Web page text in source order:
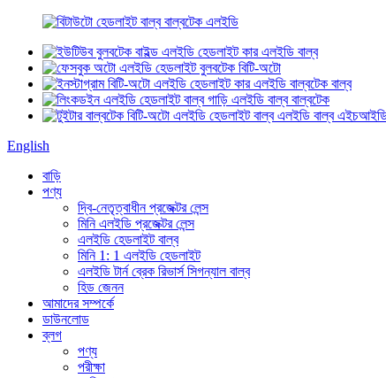
English
বাড়ি
পণ্য
দ্বি-নেতৃত্বাধীন প্রজেক্টর লেন্স
মিনি এলইডি প্রজেক্টর লেন্স
এলইডি হেডলাইট বাল্ব
মিনি 1: 1 এলইডি হেডলাইট
এলইডি টার্ন ব্রেক রিভার্স সিগন্যাল বাল্ব
হিড জেনন
আমাদের সম্পর্কে
ডাউনলোড
ব্লগ
পণ্য
পরীক্ষা